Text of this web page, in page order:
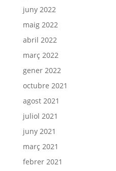
juny 2022
maig 2022
abril 2022
març 2022
gener 2022
octubre 2021
agost 2021
juliol 2021
juny 2021
març 2021
febrer 2021